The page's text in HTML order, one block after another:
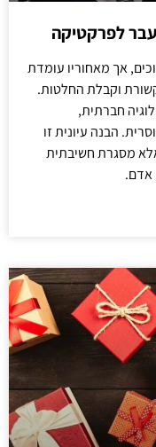
לפרקטיקה
אך מאחוריו עומדת
וקבלת החלטות.
חברתית,
הבנה עיונית זו
מסגרת חשיבתית
אדם.